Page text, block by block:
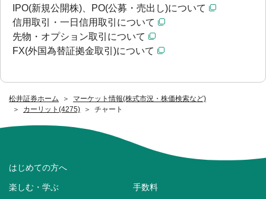
松井証券ホーム
マーケット情報(株式市況・株価検索など)
カーリット(4275)
チャート
IPO(新規公開株)、PO(公募・売出し)について
信用取引・一日信用取引について
先物・オプション取引について
FX(外国為替証拠金取引)について
はじめての方へ
楽しむ・学ぶ 手数料